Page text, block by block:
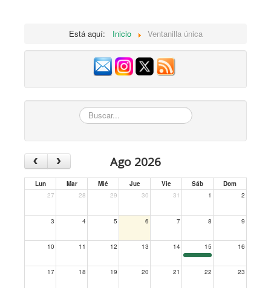
Está aquí: Inicio Ventanilla única
Buscar...
‹ › Ago 2026
Lun Mar Mié Jue Vie Sáb
Dom
27
28 29 30 31 1 2
3 4 5 6 7 8 9
10 11 12 13 14 15 16
17 18 19 20 21 22 23